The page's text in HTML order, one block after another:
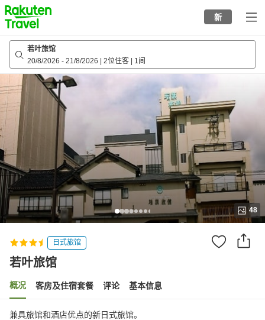
to
top
page
新
若叶旅馆
20/8/2026 - 21/8/2026 2位住客 1间
48
日式旅馆
若叶旅馆
概况 客房及住宿套餐 评论 基本信息
兼具旅馆和酒店优点的新日式旅馆。